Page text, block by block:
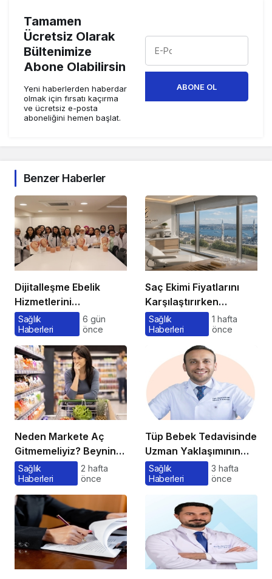
Tamamen
Ücretsiz Olarak
Bültenimize
Abone Olabilirsin
Yeni haberlerden haberdar
olmak için fırsatı kaçırma
ve ücretsiz e-posta
aboneliğini hemen başlat.
ABONE OL
Benzer Haberler
Dijitalleşme Ebelik
Hizmetlerini
Dönüştürüyor
Sağlık
Haberleri
6 gün
önce
Saç Ekimi Fiyatlarını
Karşılaştırırken
Gözden Kaçan
Maliyetler
Sağlık
Haberleri
1 hafta
önce
Neden Markete Aç
Gitmemeliyiz? Beynin
Satın Alma Psikolojisi
Sağlık
Haberleri
2 hafta
önce
Tüp Bebek Tedavisinde
Uzman Yaklaşımının
Önemi ve Bilinmesi
Gerekenler
Sağlık
Haberleri
3 hafta
önce